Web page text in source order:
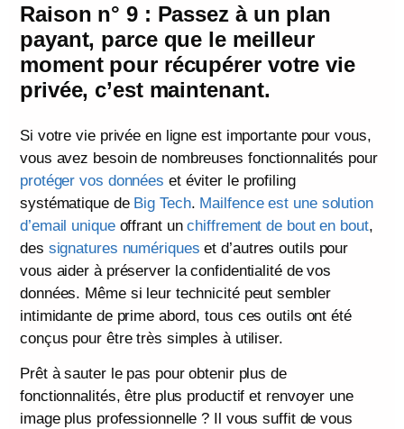
Raison n° 9 : Passez à un plan
payant, parce que le meilleur
moment pour récupérer votre vie
privée, c’est maintenant.
Si votre vie privée en ligne est importante pour vous,
vous avez besoin de nombreuses fonctionnalités pour
protéger vos données et éviter le profiling
systématique de Big Tech. Mailfence est une solution
d’email uniqueoffrant unchiffrement de bout en bout,
des signatures numériques et d’autres outils pour
vous aider à préserver la confidentialité de vos
données. Même si leur technicité peut sembler
intimidante de prime abord, tous ces outils ont été
conçus pour être très simples à utiliser.
Prêt à sauter le pas pour obtenir plus de
fonctionnalités, être plus productif et renvoyer une
image plus professionnelle ? Il vous suffit de vous